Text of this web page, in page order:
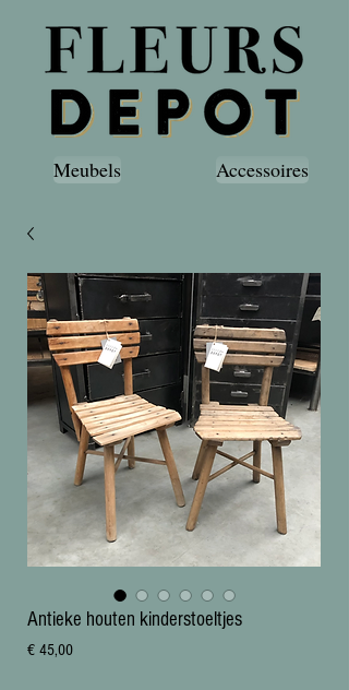
Meubels Accessoires
Antieke houten kinderstoeltjes
€ 45,00Prijs